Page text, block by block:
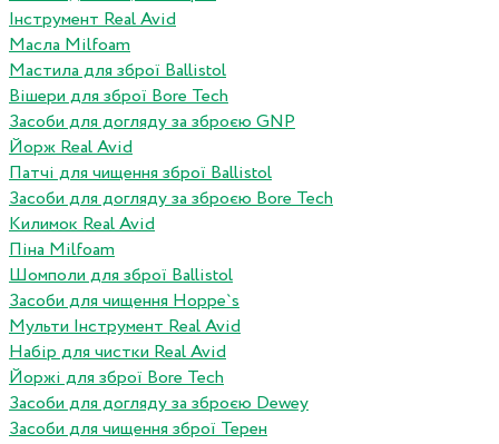
Інструмент Real Avid
Масла Milfoam
Мастила для зброї Ballistol
Вішери для зброї Bore Tech
Засоби для догляду за зброєю GNP
Йорж Real Avid
Патчі для чищення зброї Ballistol
Засоби для догляду за зброєю Bore Tech
Килимок Real Avid
Піна Milfoam
Шомполи для зброї Ballistol
Засоби для чищення Hoppe`s
Мульти Інструмент Real Avid
Набір для чистки Real Avid
Йоржі для зброї Bore Tech
Засоби для догляду за зброєю Dewey
Засоби для чищення зброї Терен